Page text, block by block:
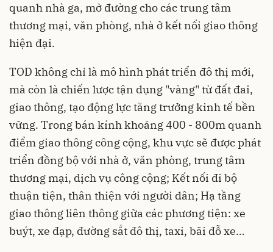
quanh nhà ga, mở đường cho các trung tâm
thương mại, văn phòng, nhà ở kết nối giao thông
hiện đại.
TOD không chỉ là mô hình phát triển đô thị mới,
mà còn là chiến lược tận dụng "vàng" từ đất đai,
giao thông, tạo động lực tăng trưởng kinh tế bền
vững. Trong bán kính khoảng 400 - 800m quanh
điểm giao thông công cộng, khu vực sẽ được phát
triển đồng bộ với nhà ở, văn phòng, trung tâm
thương mại, dịch vụ công cộng; Kết nối đi bộ
thuận tiện, thân thiện với người dân; Hạ tầng
giao thông liên thông giữa các phương tiện: xe
buýt, xe đạp, đường sắt đô thị, taxi, bãi đỗ xe…